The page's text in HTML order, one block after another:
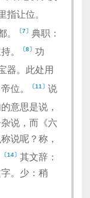
指让位。
。 〔7〕 典职：
。
〔8〕 功
器。此处用
位。 〔11〕 说
意思是说，
说，而《六
说呢？称，
〔14〕 其文辞：
。少：稍